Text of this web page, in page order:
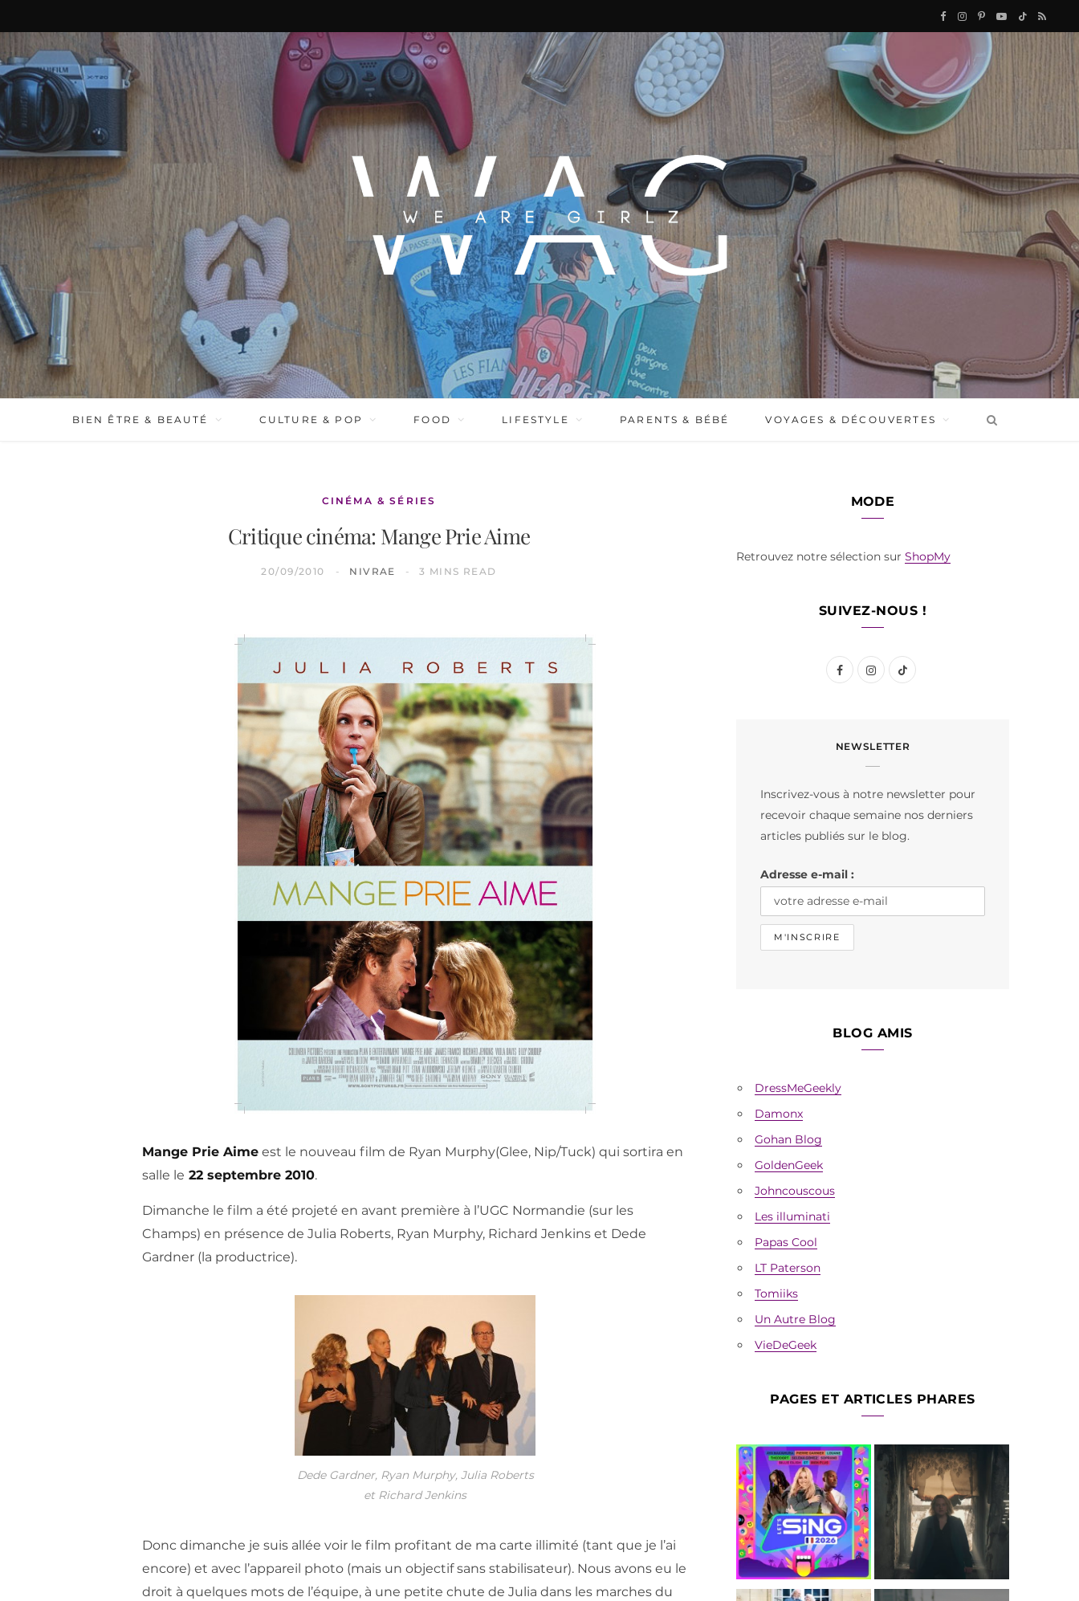
F
c
o
k
I
s
g
a
P
r
Y
b
e
T
k
R
BIEN ÊTRE & BEAUTÉ CULTURE & POP FOOD LIFESTYLE PARENTS & BÉBÉ VOYAGES & DÉCOUVERTES
CINÉMA & SÉRIES
Critique cinéma: Mange Prie Aime
20/09/2010 NIVRAE 3 MINS READ
Mange Prie Aime est le nouveau film de Ryan Murphy(Glee, Nip/Tuck) qui sortira en
salle le 22 septembre 2010.
Dimanche le film a été projeté en avant première à l’UGC Normandie (sur les
Champs) en présence de Julia Roberts, Ryan Murphy, Richard Jenkins et Dede
Gardner (la productrice).
Dede Gardner, Ryan Murphy, Julia Roberts
et Richard Jenkins
Donc dimanche je suis allée voir le film profitant de ma carte illimité (tant que je l’ai
encore) et avec l’appareil photo (mais un objectif sans stabilisateur). Nous avons eu le
droit à quelques mots de l’équipe, à une petite chute de Julia dans les marches du
MODE
Retrouvez notre sélection sur ShopMy
SUIVEZ-NOUS !
F
e
o
I
t
r
m
T
T
NEWSLETTER
Inscrivez-vous à notre newsletter pour
recevoir chaque semaine nos derniers
articles publiés sur le blog.
Adresse e-mail :
BLOG AMIS
DressMeGeekly
Damonx
Gohan Blog
GoldenGeek
Johncouscous
Les illuminati
Papas Cool
LT Paterson
Tomiiks
Un Autre Blog
VieDeGeek
PAGES ET ARTICLES PHARES